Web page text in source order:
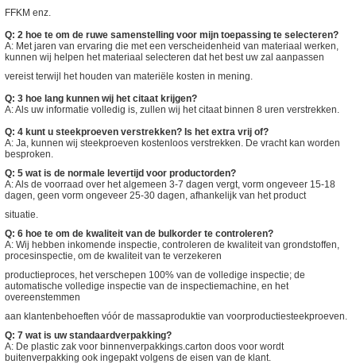
FFKM enz.
Q: 2 hoe te om de ruwe samenstelling voor mijn toepassing te selecteren?
A: Met jaren van ervaring die met een verscheidenheid van materiaal werken,
kunnen wij helpen het materiaal selecteren dat het best uw zal aanpassen
vereist terwijl het houden van materiële kosten in mening.
Q: 3 hoe lang kunnen wij het citaat krijgen?
A: Als uw informatie volledig is, zullen wij het citaat binnen 8 uren verstrekken.
Q: 4 kunt u steekproeven verstrekken? Is het extra vrij of?
A: Ja, kunnen wij steekproeven kostenloos verstrekken. De vracht kan worden
besproken.
Q: 5 wat is de normale levertijd voor productorden?
A: Als de voorraad over het algemeen 3-7 dagen vergt, vorm ongeveer 15-18
dagen, geen vorm ongeveer 25-30 dagen, afhankelijk van het product
situatie.
Q: 6 hoe te om de kwaliteit van de bulkorder te controleren?
A: Wij hebben inkomende inspectie, controleren de kwaliteit van grondstoffen,
procesinspectie, om de kwaliteit van te verzekeren
productieproces, het verschepen 100% van de volledige inspectie; de
automatische volledige inspectie van de inspectiemachine, en het
overeenstemmen
aan klantenbehoeften vóór de massaproduktie van voorproductiesteekproeven.
Q: 7 wat is uw standaardverpakking?
A: De plastic zak voor binnenverpakkings.carton doos voor wordt
buitenverpakking ook ingepakt volgens de eisen van de klant.